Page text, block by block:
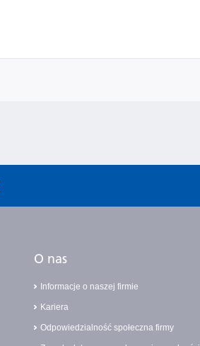
O nas
Informacje o naszej firmie
Kariera
Odpowiedzialność społeczna firmy